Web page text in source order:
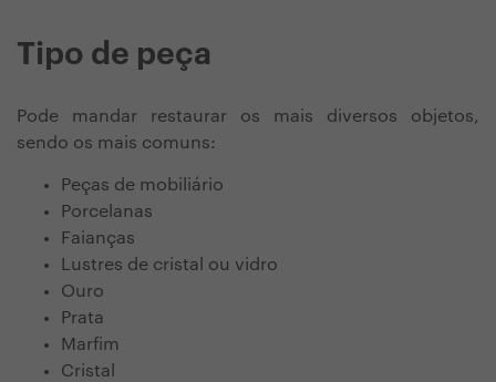
Tipo de peça
Pode mandar restaurar os mais diversos objetos,
sendo os mais comuns:
Peças de mobiliário
Porcelanas
Faianças
Lustres de cristal ou vidro
Ouro
Prata
Marfim
Cristal